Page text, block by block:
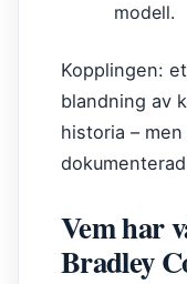
modell.
Kopplingen:
blandning av
historia –
Vem har
Bradley